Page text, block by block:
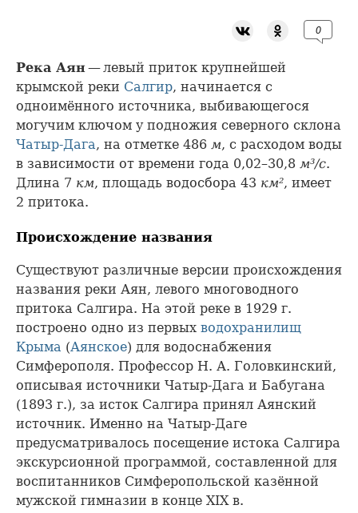
0
Река Аян— левый приток крупнейшей
крымской реки Салгир, начинается с
одноимённого источника, выбивающегося
могучим ключом у подножия северного склона
Чатыр-Дага, на отметке 486 м, с расходом воды
в зависимости от времени года 0,02–30,8 м³/с.
Длина 7 км, площадь водосбора 43 км², имеет
2 притока.
Происхождение названия
Существуют различные версии происхождения
названия реки Аян, левого многоводного
притока Салгира. На этой реке в 1929 г.
построено одно из первых водохранилищ
Крыма (Аянское) для водоснабжения
Симферополя. Профессор Н. А. Головкинский,
описывая источники Чатыр-Дага и Бабугана
(1893 г.), за исток Салгира принял Аянский
источник. Именно на Чатыр-Даге
предусматривалось посещение истока Салгира
экскурсионной программой, составленной для
воспитанников Симферопольской казённой
мужской гимназии в конце XIX в.